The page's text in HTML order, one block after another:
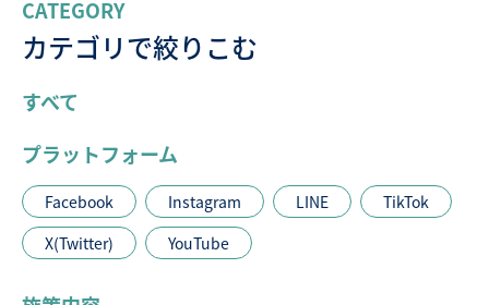
CATEGORY
カテゴリで絞りこむ
すべて
プラットフォーム
Facebook Instagram LINE
TikTok
X(Twitter)
YouTube